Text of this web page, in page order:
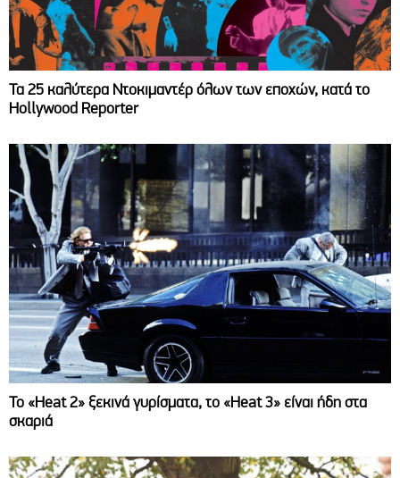
Τα 25 καλύτερα Ντοκιμαντέρ όλων των εποχών, κατά το
Hollywood Reporter
Το «Heat 2» ξεκινά γυρίσματα, το «Heat 3» είναι ήδη στα
σκαριά